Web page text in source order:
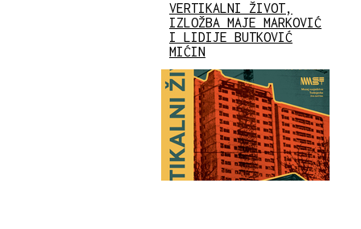
VERTIKALNI ŽIVOT,
IZLOŽBA MAJE MARKOVIĆ
I LIDIJE BUTKOVIĆ
MIĆIN